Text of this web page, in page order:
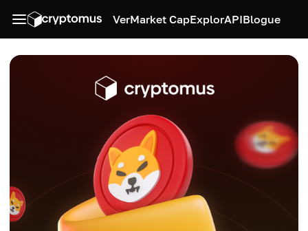
VerMarket CapExplorAPIBlogue